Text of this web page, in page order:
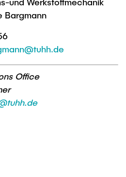
Bargmann
Office